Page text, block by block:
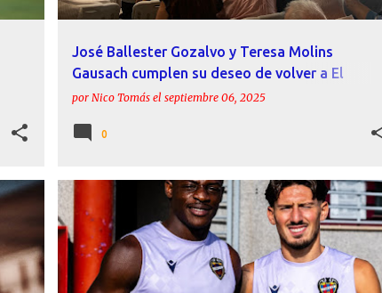
José Ballester Gozalvo y Teresa Molins
Gausach cumplen su deseo de volver a El
Cabanyal
por Nico Tomás el septiembre 06, 2025
0
ACTUALIDAD ALAN MATTURRO ETTA EYONG +9